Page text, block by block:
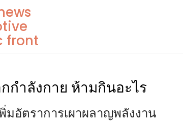
front
กําลังกาย ห้ามกินอะไร
มอัตราการเผาผลาญพลังงาน